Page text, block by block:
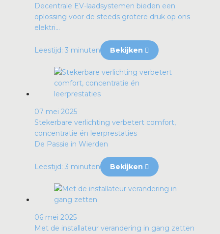
Decentrale EV-laadsystemen bieden een
oplossing voor de steeds grotere druk op ons
elektri...
Leestijd: 3 minuten Bekijken
07 mei 2025
Stekerbare verlichting verbetert comfort,
concentratie én leerprestaties
De Passie in Wierden
Leestijd: 3 minuten Bekijken
06 mei 2025
Met de installateur verandering in gang zetten